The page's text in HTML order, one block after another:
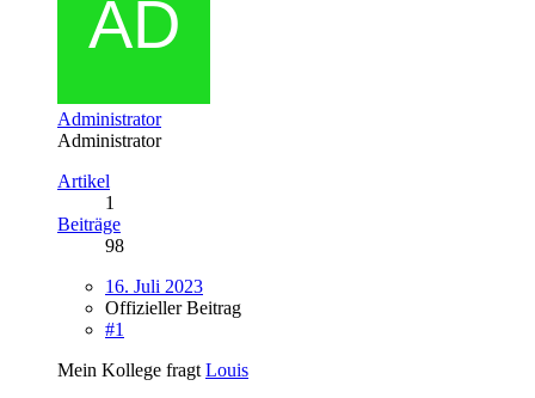
Administrator
Administrator
Artikel
1
Beiträge
98
16. Juli 2023
Offizieller Beitrag
#1
Mein Kollege fragt Louis